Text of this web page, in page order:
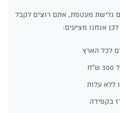
גלישת מעטפת, אתם רוצים לקבל
אנחנו מציעים:
ללא עלות
בקפידה